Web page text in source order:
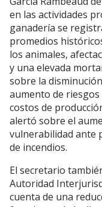
en las actividades
ganadería se
promedios
los animales,
y una elevada
sobre la
aumento de
costos de
alertó sobre el
vulnerabilidad ante
de incendios.
El secretario
Autoridad
cuenta de una